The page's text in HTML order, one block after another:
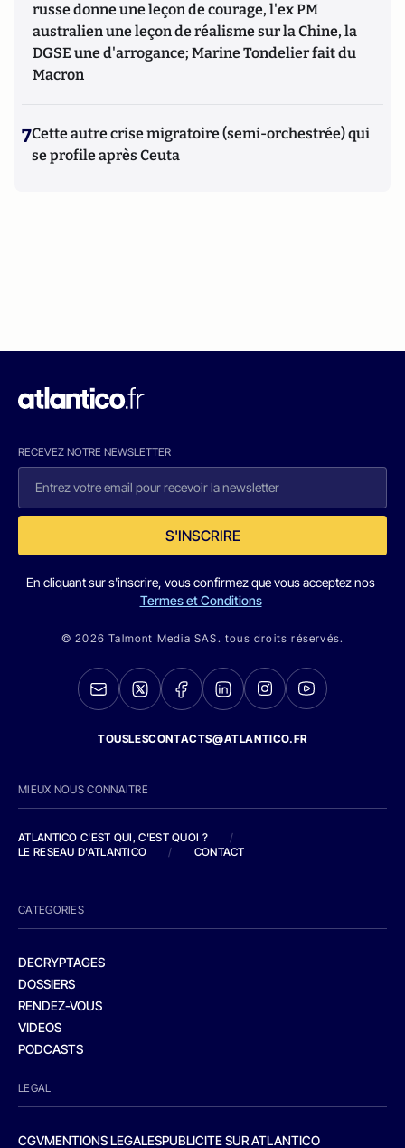
russe donne une leçon de courage, l'ex PM
australien une leçon de réalisme sur la Chine, la
DGSE une d'arrogance; Marine Tondelier fait du
Macron
7Cette autre crise migratoire (semi-orchestrée) qui
se profile après Ceuta
RECEVEZ NOTRE NEWSLETTER
S'INSCRIRE
En cliquant sur s'inscrire, vous confirmez que vous acceptez nos
Termes et Conditions
© 2026 Talmont Media SAS. tous droits réservés.
TOUSLESCONTACTS@ATLANTICO.FR
MIEUX NOUS CONNAITRE
ATLANTICO C'EST QUI, C'EST QUOI ?
/
LE RESEAU D'ATLANTICO
/ CONTACT
CATEGORIES
DECRYPTAGES
DOSSIERS
RENDEZ-VOUS
VIDEOS
PODCASTS
LEGAL
CGVMENTIONS LEGALESPUBLICITE SUR ATLANTICO